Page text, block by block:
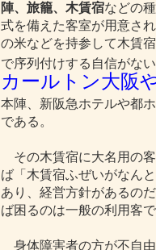
陣、旅籠、木賃宿などの
式を備えた客室が用意さ
の米などを持参して木賃
で序列付けする自信がな
カールトン大阪
本陣、新阪急ホテルや都
である。
その木賃宿に大名用の
ば「木賃宿ふぜいがなん
あり、経営方針があるの
ば困るのは一般の利用客
身体障害者の方が不自